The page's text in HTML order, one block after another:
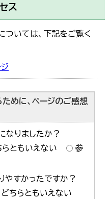
ス
ついては、下記をご覧く
めに、ページのご感想
なりましたか？
らともいえない
参
やすかったですか？
どちらともいえない